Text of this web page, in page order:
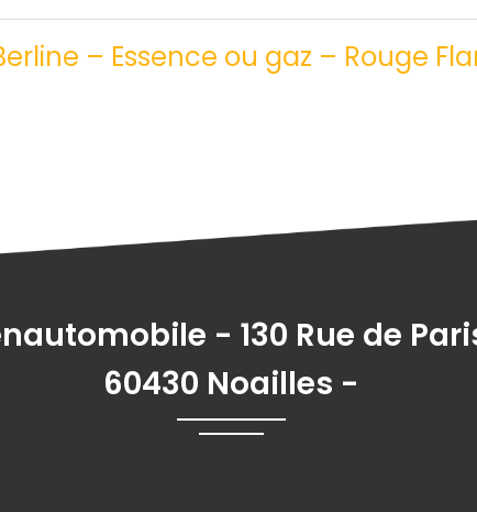
Berline – Essence ou gaz – Rouge
- 130 Rue de
60430 Noailles -